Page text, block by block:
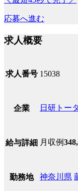
応募へ進む
求人概要
求人番号 15038
企業 日研トー
給与詳細 月収例
勤務地 神奈川県